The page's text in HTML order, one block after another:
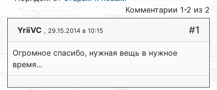
Комментарии 1-2 из 2
YriiVC , 29.15.2014 в 10:15 #1
Огромное спасибо, нужная вещь в нужное
время...